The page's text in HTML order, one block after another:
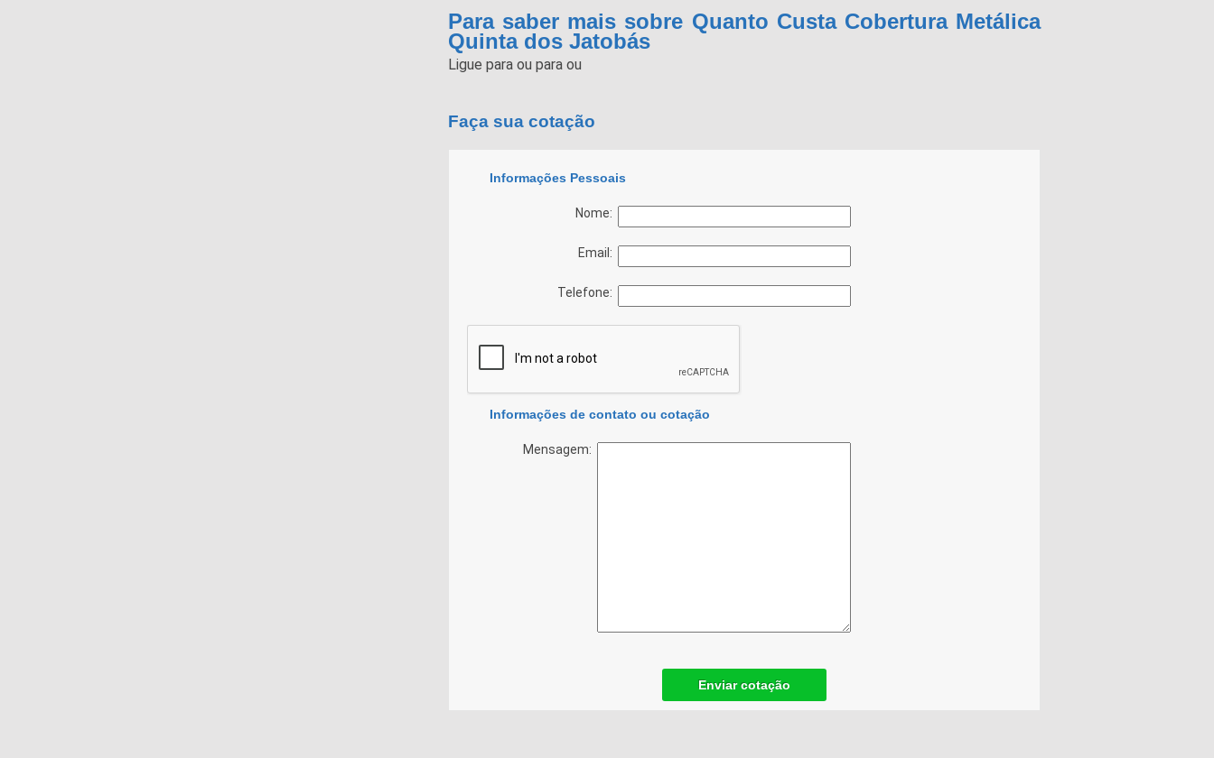
Para saber mais sobre Quanto Custa Cobertura Metálica
Quinta dos Jatobás
Ligue para ou para ou
Faça sua cotação
Informações Pessoais
Nome:
Email:
Telefone:
Informações de contato ou cotação
Mensagem:
Enviar cotação